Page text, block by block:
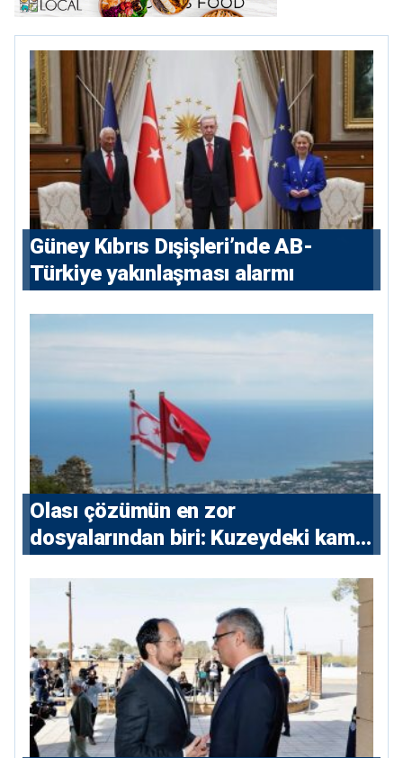
Güney Kıbrıs Dışişleri’nde AB-
Türkiye yakınlaşması alarmı
Olası çözümün en zor
dosyalarından biri: Kuzeydeki kamu